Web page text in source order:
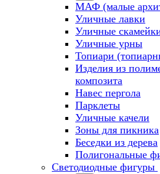
МАФ (малые
Уличные лавки
Уличные
Уличные урны
Топиари
Изделия из
композита
Навес пергола
Парклеты
Уличные качели
Зоны для пикника
Беседки из дерева
Полигональные
Светодиодные фигуры